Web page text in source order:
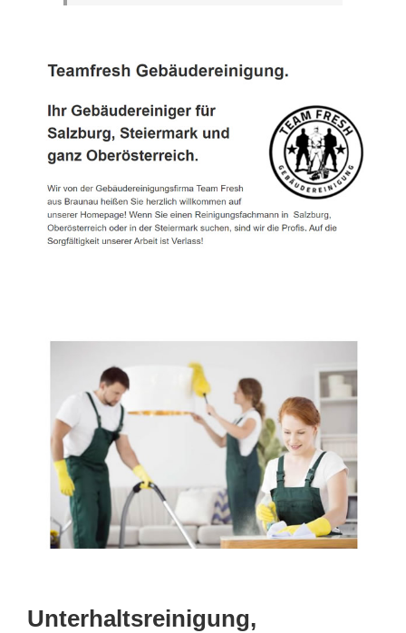
Unterhaltsreinigung,